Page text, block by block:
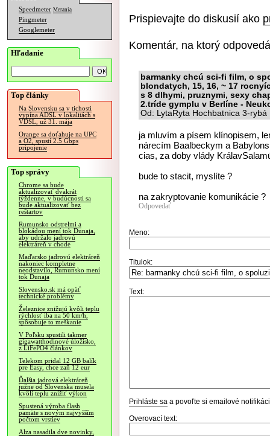
Speedmeter Merania
Pingmeter
Googlemeter
Hľadanie
Top články
Na Slovensku sa v tichosti
vypína ADSL v lokalitách s
VDSL, už 31. mája
Orange sa doťahuje na UPC
a O2, spustí 2.5 Gbps
pripojenie
Top správy
Chrome sa bude
aktualizovať dvakrát
týždenne, v budúcnosti sa
bude aktualizovať bez
reštartov
Rumunsko odstrelmi a
blokádou mení tok Dunaja,
aby udržalo jadrovú
elektráreň v chode
Maďarsko jadrovú elektráreň
nakoniec kompletne
neodstavilo, Rumunsko mení
tok Dunaja
Slovensko.sk má opäť
technické problémy
Železnice znižujú kvôli teplu
rýchlosť iba na 50 km/h,
spôsobuje to meškanie
V Poľsku spustili takmer
gigawatthodinové úložisko,
z LiFePO4 článkov
Telekom pridal 12 GB balík
pre Easy, chce zaň 12 eur
Ďalšia jadrová elektráreň
južne od Slovenska musela
kvôli teplu znížiť výkon
Spustená výroba flash
pamäte s novým najvyšším
počtom vrstiev
Alza nasadila dve novinky,
Prispievajte do diskusií ako
Komentár, na ktorý
barmanky chcú sci-fi film, o
blondatych, 15, 16, ~ 17
s 8 dlhymi, pruznymi, sexy
2.tríde gymplu v Berlíne -
Od: LytaRyta Hochbatnica 3-
ja mluvím a písem klínopisem,
nárecím Baalbeckym a
cias, za doby vlády
bude to stacit, myslíte ?
na zakryptovanie komunikácie ?
Odpovedať
Meno:
Titulok:
Text:
Prihláste sa a povoľte si emailové
Overovací text: